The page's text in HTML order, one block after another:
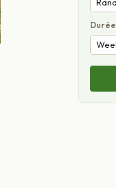
Durée